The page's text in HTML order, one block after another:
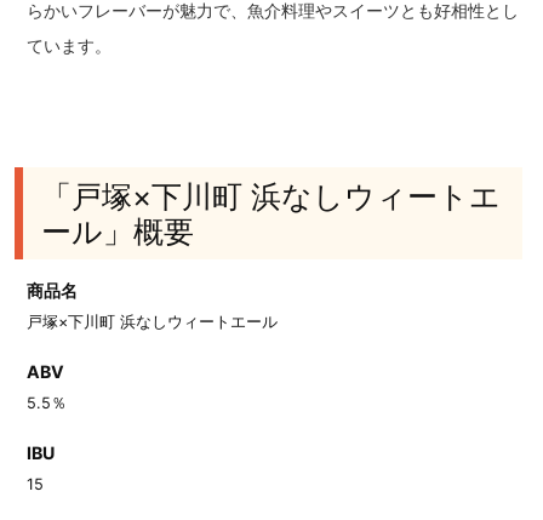
らかいフレーバーが魅力で、魚介料理やスイーツとも好相性とし
ています。
「戸塚×下川町 浜なしウィートエ
ール」概要
商品名
戸塚×下川町 浜なしウィートエール
ABV
5.5％
IBU
15